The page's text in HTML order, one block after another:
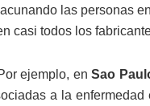
las personas
casi todos los
ejemplo, enSao
a la